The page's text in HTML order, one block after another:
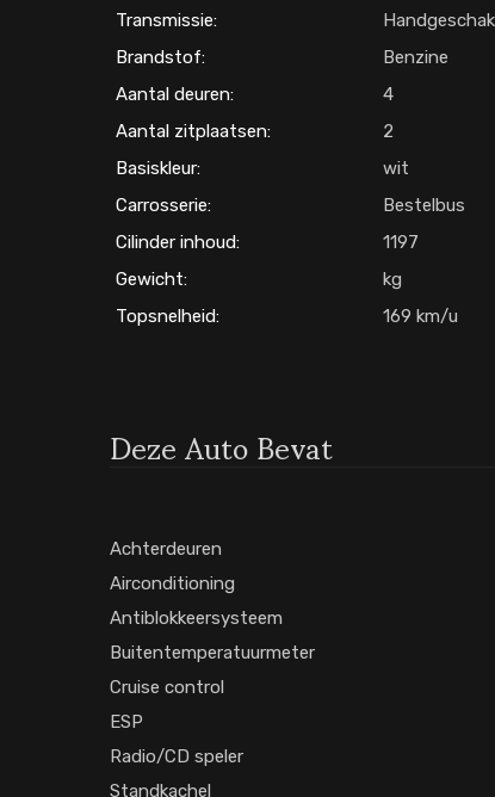
Transmissie:
Brandstof:
Benzine
Aantal deuren:
4
Aantal zitplaatsen:
2
Basiskleur:
wit
Carrosserie:
Bestelbus
Cilinder inhoud:
1197
Gewicht:
Topsnelheid:
169
Deze Auto Bevat
Achterdeuren
Airconditioning
Antiblokkeersysteem
Buitentemperatuurmeter
Cruise control
ESP
Radio/CD speler
Standkachel